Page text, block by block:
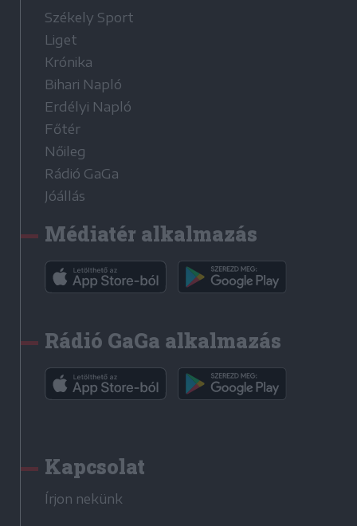
Székely Sport
Liget
Krónika
Bihari Napló
Erdélyi Napló
Főtér
Nőileg
Rádió GaGa
Jóállás
Médiatér alkalmazás
Rádió GaGa alkalmazás
Kapcsolat
Írjon nekünk